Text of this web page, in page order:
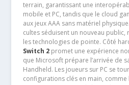
terrain, garantissant une
mobile et PC, tandis que le cloud
aux jeux AAA sans matériel
cultes séduisent un nouveau public,
les technologies de pointe. Côté
Switch 2promet une expérience
que Microsoft prépare l’arrivée de
Handheld. Les joueurs sur PC se
configurations clés en main, comme